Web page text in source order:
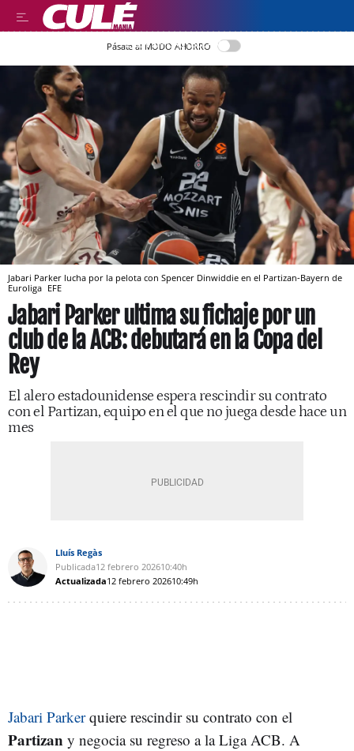
LEER EN CASTELLANO
Pásate al MODO AHORRO
Jabari Parker lucha por la pelota con Spencer Dinwiddie en el Partizan-Bayern de
Euroliga EFE
Jabari Parker ultima su fichaje por un
club de la ACB: debutará en la Copa del
Rey
El alero estadounidense espera rescindir su contrato
con el Partizan, equipo en el que no juega desde hace un
mes
Lluís Regàs
Publicada12 febrero 202610:40h
Actualizada12 febrero 202610:49h
Jabari Parkerquiere rescindir su contrato con el
Partizan y negocia su regreso a la Liga ACB. A